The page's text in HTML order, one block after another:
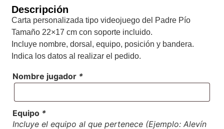
Descripción
Carta personalizada tipo videojuego del Padre Pío
Tamaño 22×17 cm con soporte incluido.
Incluye nombre, dorsal, equipo, posición y bandera.
Indica los datos al realizar el pedido.
Nombre jugador *
Equipo *
Incluye el equipo al que pertenece (Ejemplo: Alevín